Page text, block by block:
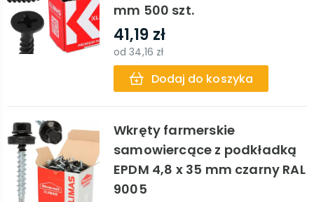
mm 500 szt.
41,19 zł
od34,16 zł
Dodaj do koszyka
Wkręty farmerskie
samowiercące z podkładką
EPDM 4,8 x 35 mm czarny RAL
9005